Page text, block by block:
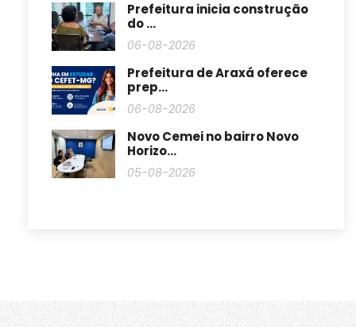
Prefeitura inicia construção
do ...
06-08-2026
Prefeitura de Araxá oferece
prep...
06-08-2026
Novo Cemei no bairro Novo
Horizo...
05-08-2026